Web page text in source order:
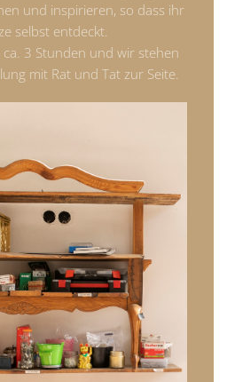
und inspirieren, so dass ihr
selbst entdeckt.
3 Stunden und wir stehen
mit Rat und Tat zur Seite.